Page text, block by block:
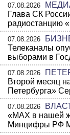
07.08.2026
Глава СК
радиостанцию
07.08.2026
Телеканалы
выборами в
07.08.2026
Второй месяц
Петербурга»
07.08.2026
«MAX в нашей
Минцифры РФ